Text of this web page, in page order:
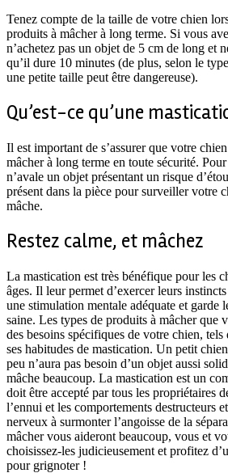
Tenez compte de la taille de votre chien
produits à mâcher à long terme. Si vous
n’achetez pas un objet de 5 cm de long et
qu’il dure 10 minutes (de plus, selon le
une petite taille peut être dangereuse).
Qu’est-ce qu’une
Il est important de s’assurer que votre
mâcher à long terme en toute sécurité.
n’avale un objet présentant un risque
présent dans la pièce pour surveiller votre
mâche.
Restez calme, et mâchez
La mastication est très bénéfique pour les
âges. Il leur permet d’exercer leurs
une stimulation mentale adéquate et garde
saine. Les types de produits à mâcher que
des besoins spécifiques de votre chien, tels
ses habitudes de mastication. Un petit
peu n’aura pas besoin d’un objet aussi
mâche beaucoup. La mastication est un
doit être accepté par tous les propriétaires
l’ennui et les comportements destructeurs
nerveux à surmonter l’angoisse de la
mâcher vous aideront beaucoup, vous et
choisissez-les judicieusement et profitez
pour grignoter !